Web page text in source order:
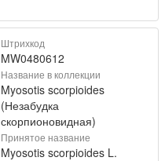
Штрихкод
MW0480612
Название в коллекции
Myosotis scorpioides
(Незабудка
скорпионовидная)
Принятое название
Myosotis scorpioides L.